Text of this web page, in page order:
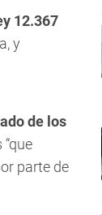
12.367
y
de los
parte de